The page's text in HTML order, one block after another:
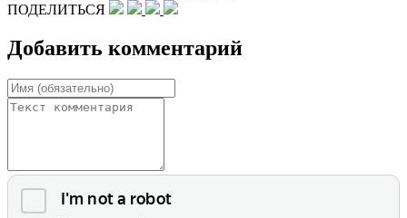
ПОДЕЛИТЬСЯ
Добавить комментарий